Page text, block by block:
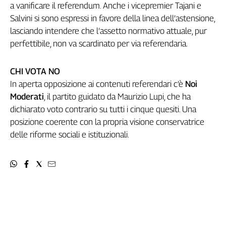
Liguria
Lombardia
Marche
Piemonte
Sardegna
Sicilia
Toscana
Trentino
Umbria
Valle
Veneto
a vanificare il referendum. Anche i vicepremier Tajani e
Salvini si sono espressi in favore della linea dell’astensione,
lasciando intendere che l’assetto normativo attuale, pur
perfettibile, non va scardinato per via referendaria.
CHI VOTA NO
In aperta opposizione ai contenuti referendari c’è Noi
Moderati, il partito guidato da Maurizio Lupi, che ha
dichiarato voto contrario su tutti i cinque quesiti. Una
posizione coerente con la propria visione conservatrice
delle riforme sociali e istituzionali.